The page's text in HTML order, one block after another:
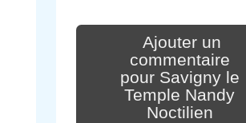
Ajouter un
commentaire
pour Savigny le
Temple Nandy
Noctilien